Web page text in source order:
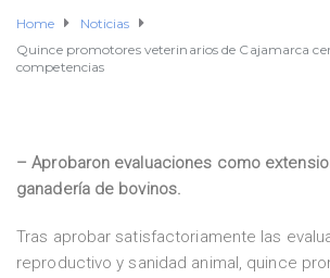
Home
Noticias
Quince promotores veterinarios de Cajamarca
competencias
– Aprobaron evaluaciones como
ganadería de bovinos.
Tras aprobar satisfactoriamente las
reproductivo y sanidad animal, quince